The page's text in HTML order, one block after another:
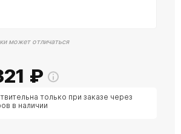
может отличаться
₽
только при заказе через
в наличии